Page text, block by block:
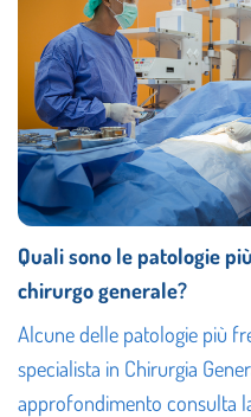
Quali sono le patologie
chirurgo generale?
Alcune delle patologie più
specialista in Chirurgia
approfondimento consulta